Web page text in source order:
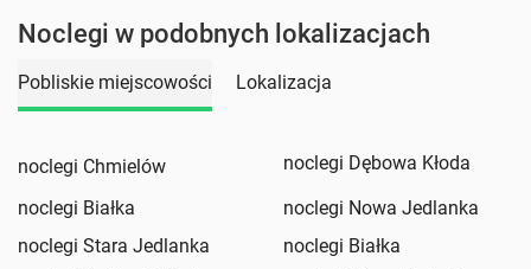
Noclegi w podobnych lokalizacjach
Pobliskie miejscowości Lokalizacja
noclegi Chmielów
noclegi Dębowa Kłoda
noclegi Białka
noclegi Nowa Jedlanka
noclegi Stara Jedlanka
noclegi Białka